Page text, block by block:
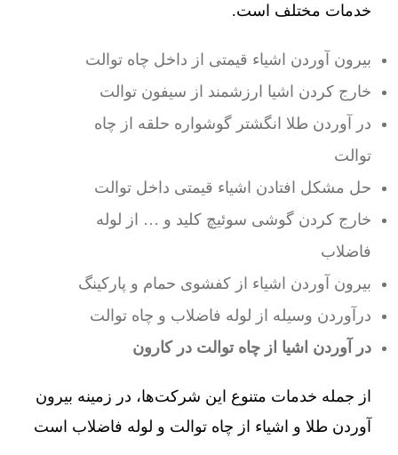
خدمات مختلف است.
بیرون آوردن اشیاء قیمتی از داخل چاه توالت
خارج کردن اشیا ارزشمند از سیفون توالت
در آوردن طلا انگشتر گوشواره حلقه از چاه
توالت
حل مشکل افتادن اشیاء قیمتی داخل توالت
خارج کردن گوشی سوئیچ کلید و … از لوله
فاضلاب
بیرون آوردن اشیاء از کفشوی حمام و پارکینگ
درآوردن وسیله از لوله فاضلاب و چاه توالت
در آوردن اشیا از چاه توالت در کارون
از جمله خدمات متنوع این شرکت‌ها، در زمینه بیرون
آوردن طلا و اشیاء از چاه توالت و لوله فاضلاب است